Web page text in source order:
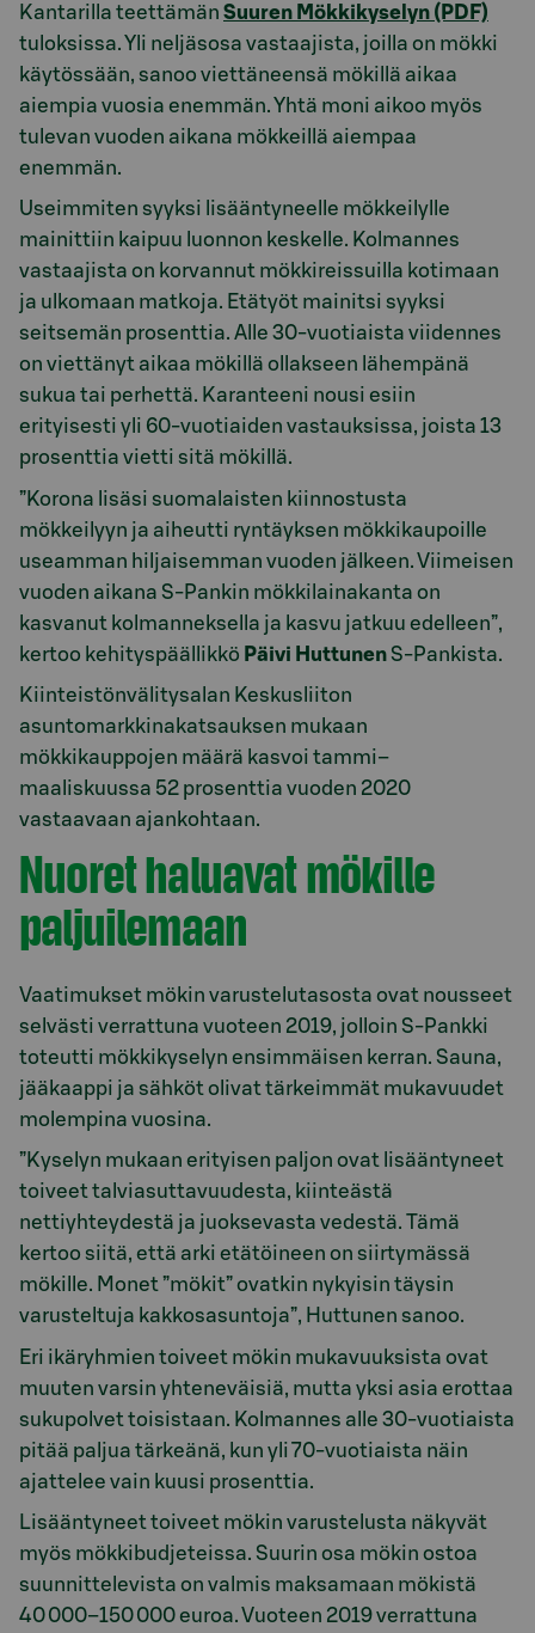
Kantarilla teettämän Suuren Mökkikyselyn (PDF)
tuloksissa. Yli neljäsosa vastaajista, joilla on mökki
käytössään, sanoo viettäneensä mökillä aikaa
aiempia vuosia enemmän. Yhtä moni aikoo myös
tulevan vuoden aikana mökkeillä aiempaa
enemmän.
Useimmiten syyksi lisääntyneelle mökkeilylle
mainittiin kaipuu luonnon keskelle. Kolmannes
vastaajista on korvannut mökkireissuilla kotimaan
ja ulkomaan matkoja. Etätyöt mainitsi syyksi
seitsemän prosenttia. Alle 30-vuotiaista viidennes
on viettänyt aikaa mökillä ollakseen lähempänä
sukua tai perhettä. Karanteeni nousi esiin
erityisesti yli 60-vuotiaiden vastauksissa, joista 13
prosenttia vietti sitä mökillä.
”Korona lisäsi suomalaisten kiinnostusta
mökkeilyyn ja aiheutti ryntäyksen mökkikaupoille
useamman hiljaisemman vuoden jälkeen. Viimeisen
vuoden aikana S-Pankin mökkilainakanta on
kasvanut kolmanneksella ja kasvu jatkuu edelleen”,
kertoo kehityspäällikkö Päivi HuttunenS-Pankista.
Kiinteistönvälitysalan Keskusliiton
asuntomarkkinakatsauksen mukaan
mökkikauppojen määrä kasvoi tammi–
maaliskuussa 52 prosenttia vuoden 2020
vastaavaan ajankohtaan.
Nuoret haluavat mökille
paljuilemaan
Vaatimukset mökin varustelutasosta ovat nousseet
selvästi verrattuna vuoteen 2019, jolloin S-Pankki
toteutti mökkikyselyn ensimmäisen kerran. Sauna,
jääkaappi ja sähköt olivat tärkeimmät mukavuudet
molempina vuosina.
”Kyselyn mukaan erityisen paljon ovat lisääntyneet
toiveet talviasuttavuudesta, kiinteästä
nettiyhteydestä ja juoksevasta vedestä. Tämä
kertoo siitä, että arki etätöineen on siirtymässä
mökille. Monet ”mökit” ovatkin nykyisin täysin
varusteltuja kakkosasuntoja”, Huttunen sanoo.
Eri ikäryhmien toiveet mökin mukavuuksista ovat
muuten varsin yhteneväisiä, mutta yksi asia erottaa
sukupolvet toisistaan. Kolmannes alle 30-vuotiaista
pitää paljua tärkeänä, kun yli 70-vuotiaista näin
ajattelee vain kuusi prosenttia.
Lisääntyneet toiveet mökin varustelusta näkyvät
myös mökkibudjeteissa. Suurin osa mökin ostoa
suunnittelevista on valmis maksamaan mökistä
40 000–150 000 euroa. Vuoteen 2019 verrattuna